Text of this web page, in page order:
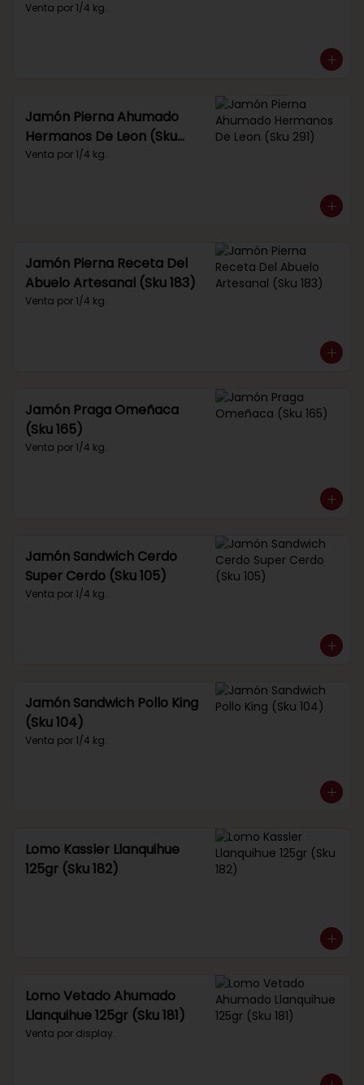
Venta por 1/4 kg.
Jamón Pierna Ahumado
Hermanos De Leon (Sku
291)
Venta por 1/4 kg.
Jamón Pierna Receta Del
Abuelo Artesanal (Sku 183)
Venta por 1/4 kg.
Jamón Praga Omeñaca
(Sku 165)
Venta por 1/4 kg.
Jamón Sandwich Cerdo
Super Cerdo (Sku 105)
Venta por 1/4 kg.
Jamón Sandwich Pollo King
(Sku 104)
Venta por 1/4 kg.
Lomo Kassler Llanquihue
125gr (Sku 182)
Lomo Vetado Ahumado
Llanquihue 125gr (Sku 181)
Venta por display.